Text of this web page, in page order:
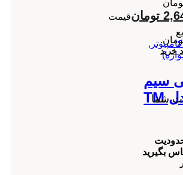
تومانقیمت
,
تسکو مدل TM